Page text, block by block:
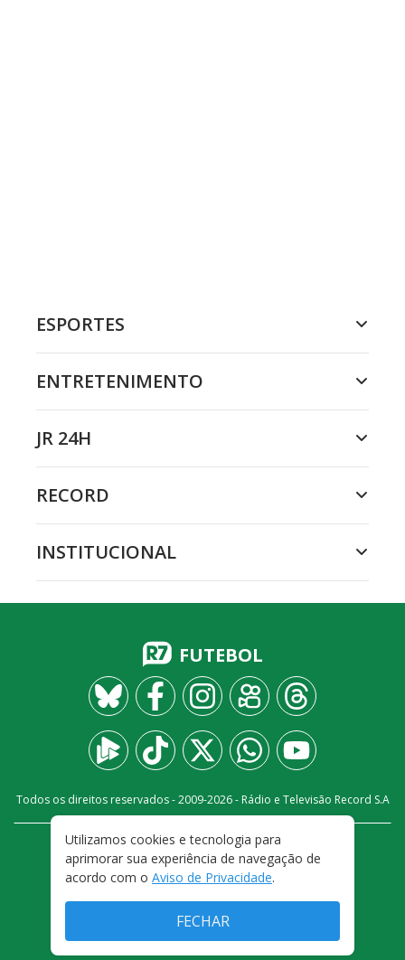
ESPORTES
ENTRETENIMENTO
JR 24H
RECORD
INSTITUCIONAL
FUTEBOL
Todos os direitos reservados - 2009-2026- Rádio e Televisão Record S.A
FALE CONOSCO
PRIVACIDADE
TERMOS E CONDIÇÕES DE USO
Utilizamos cookies e tecnologia para
aprimorar sua experiência de navegação de
acordo com o Aviso de Privacidade.
FECHAR